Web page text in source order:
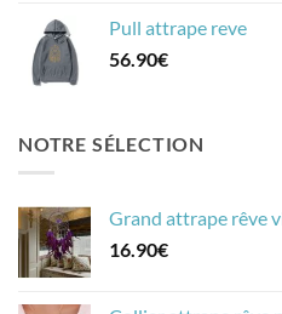
Pull attrape reve
56.90€
NOTRE SÉLECTION
Grand attrape rêve
16.90€